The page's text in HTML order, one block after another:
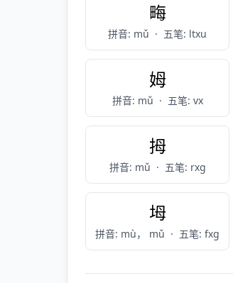
畮
拼音: mǔ · 五笔: ltxu
姆
拼音: mǔ · 五笔: vx
拇
拼音: mǔ · 五笔: rxg
坶
拼音: mù， mǔ · 五笔: fxg